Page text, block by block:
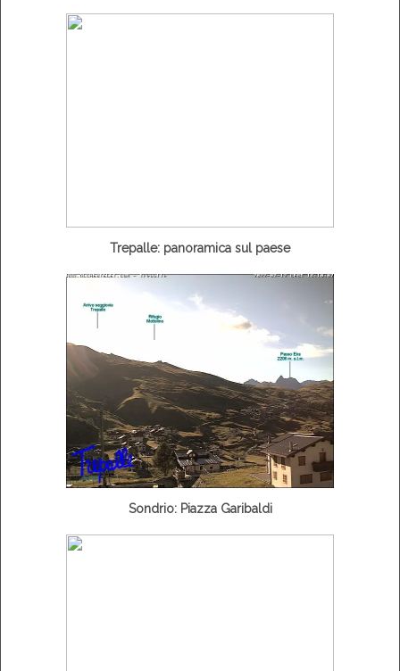
Trepalle: panoramica sul paese
Sondrio: Piazza Garibaldi